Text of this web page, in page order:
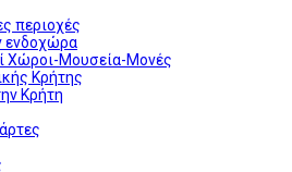
περιοχές
ενδοχώρα
Χώροι-Μουσεία-Μονές
Κρήτης
Κρήτη